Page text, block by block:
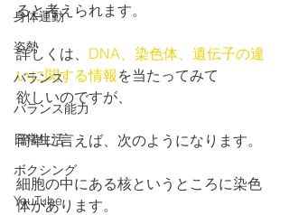
身体運動
姿勢
バランス
バランス能力
日常生活
ボクシング
YouTube
ると考えられます。
詳しくは、 DNA、染色体、遺伝子の違
いに関する情報 を当たってみて
欲しいのですが、
簡単に言えば、次のようになります。
細胞の中にある核というところに染色
体があります。